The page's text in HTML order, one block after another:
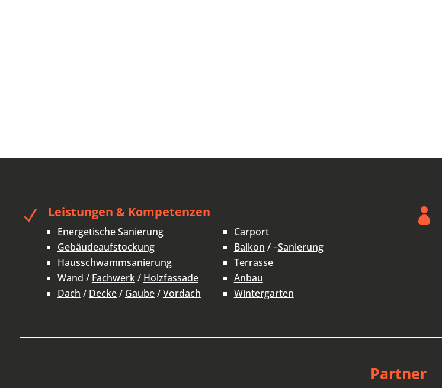
N Leistungen & Kompetenzen
Energetische Sanierung
Gebäudeaufstockung
Hausschwammsanierung
Wand / Fachwerk/ Holzfassade
Dach / Decke/ Gaube/Vordach
Carport
Balkon / –Sanierung
Terrasse
Anbau
Wintergarten

Partner